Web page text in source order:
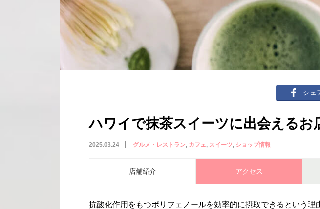
シェ
ハワイで抹茶スイーツに出会えるお
2025.03.24 グルメ・レストラン カフェ スイーツ ショップ情報
店舗紹介 アクセス
抗酸化作用をもつポリフェノールを効率的に摂取できるという理